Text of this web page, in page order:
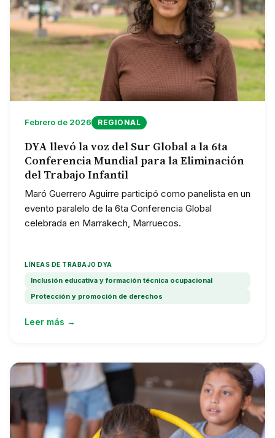
Febrero de 2026 REGIONAL
DYA llevó la voz del Sur Global a la 6ta
Conferencia Mundial para la Eliminación
del Trabajo Infantil
Maró Guerrero Aguirre participó como panelista en un
evento paralelo de la 6ta Conferencia Global
celebrada en Marrakech, Marruecos.
LÍNEAS DE TRABAJO DYA
Inclusión educativa y formación técnica ocupacional
Protección y promoción de derechos
Leer más →